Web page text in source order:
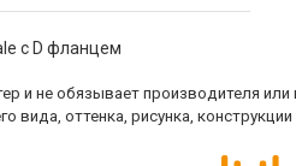
c D фланцем
и не обязывает производителя
вида, оттенка, рисунка,